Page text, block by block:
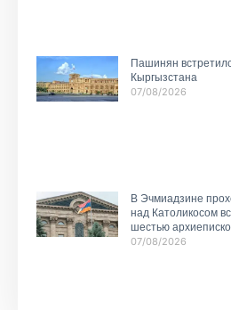
Пашинян
Кыргызстана
07/08/2026
В Эчмиадзине
над Католикосом
шестью
07/08/2026